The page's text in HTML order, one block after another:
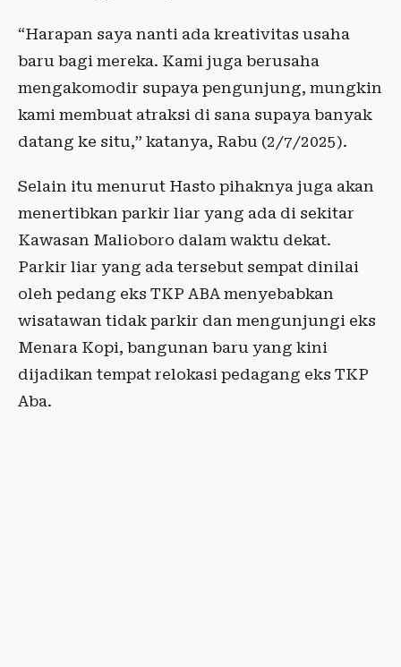
“Harapan saya nanti ada kreativitas usaha
baru bagi mereka. Kami juga berusaha
mengakomodir supaya pengunjung, mungkin
kami membuat atraksi di sana supaya banyak
datang ke situ,” katanya, Rabu (2/7/2025).
Selain itu menurut Hasto pihaknya juga akan
menertibkan parkir liar yang ada di sekitar
Kawasan Malioboro dalam waktu dekat.
Parkir liar yang ada tersebut sempat dinilai
oleh pedang eks TKP ABA menyebabkan
wisatawan tidak parkir dan mengunjungi eks
Menara Kopi, bangunan baru yang kini
dijadikan tempat relokasi pedagang eks TKP
Aba.